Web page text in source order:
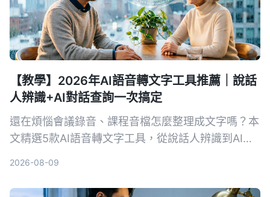
【教學】2026年AI語音轉文字工具推薦｜說話
人辨識+AI對話查詢一次搞定
還在煩惱會議錄音、課程音檔怎麼整理成文字嗎？本
文精選5款AI語音轉文字工具，從說話人辨識到AI對
2026-08-09